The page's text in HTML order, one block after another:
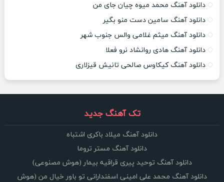
دانلود آهنگ محمد میوه چیان جای من
دانلود آهنگ سامین دست منو بگیر
دانلود آهنگ میثم غلامی والس جنوب شهر
دانلود آهنگ هادی روانشاد نرو فعلا
دانلود آهنگ کیکاوس صالحی تانیش قیزلاری
تک آهنگ جدید
دانلود آهنگ میلاد باکری اشتباه
دانلود آهنگ مستر تروما
دانلود آهنگ توحید پیری قراقیه بیمار (هوش مصنوعی)
دانلود آهنگ محمد علی امینی اسفندارانی تو باور خیال من (هوش